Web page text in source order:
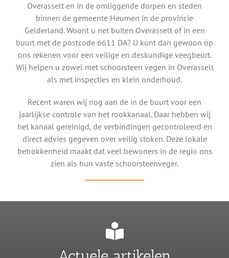
Overasselt en in de omliggende dorpen en steden
binnen de gemeente Heumen in de provincie
Gelderland. Woont u net buiten Overasselt of in een
buurt met de postcode 6611 DA? U kunt dan gewoon op
ons rekenen voor een veilige en deskundige veegbeurt.
Wij helpen u zowel met schoorsteen vegen in Overasselt
als met inspecties en klein onderhoud.
Recent waren wij nog aan de in de buurt voor een
jaarlijkse controle van het rookkanaal. Daar hebben wij
het kanaal gereinigd, de verbindingen gecontroleerd en
direct advies gegeven over veilig stoken. Deze lokale
betrokkenheid maakt dat veel bewoners in de regio ons
zien als hun vaste schoorsteenveger.